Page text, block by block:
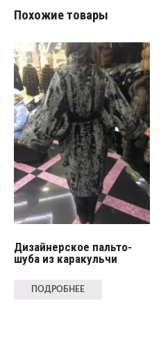
Похожие товары
Дизайнерское пальто-
шуба из каракульчи
ПОДРОБНЕЕ